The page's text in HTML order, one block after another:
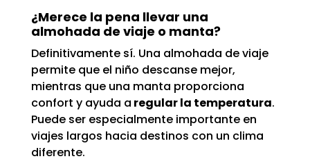
¿Merece la pena llevar una
almohada de viaje o manta?
Definitivamente sí. Una almohada de viaje
permite que el niño descanse mejor,
mientras que una manta proporciona
confort y ayuda a regular la temperatura.
Puede ser especialmente importante en
viajes largos hacia destinos con un clima
diferente.